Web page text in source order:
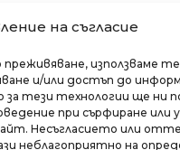
на съгласие
използваме
и/или достъп до
тези технологии ще ни
при сърфиране или
Несъгласието или
неблагоприятно на
България